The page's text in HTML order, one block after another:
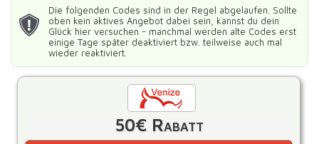
Die folgenden Codes sind in der Regel abgelaufen. Sollte
oben kein aktives Angebot dabei sein, kannst du dein
Glück hier versuchen - manchmal werden alte Codes erst
einige Tage später deaktiviert bzw. teilweise auch mal
wieder reaktiviert.
50€ Rabatt